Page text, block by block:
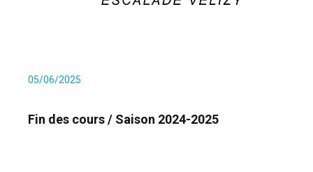
05/06/2025
Fin des cours / Saison 2024-2025